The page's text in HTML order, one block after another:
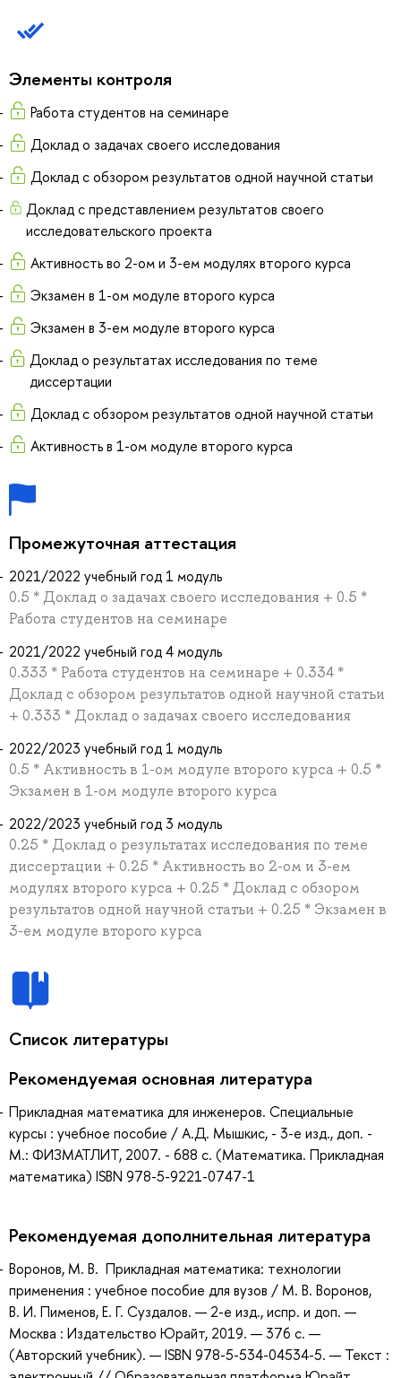
Элементы контроля
Работа студентов на семинаре
Доклад о задачах своего исследования
Доклад с обзором результатов одной научной статьи
Доклад с представлением результатов своего
исследовательского проекта
Активность во 2-ом и 3-ем модулях второго курса
Экзамен в 1-ом модуле второго курса
Экзамен в 3-ем модуле второго курса
Доклад о результатах исследования по теме
диссертации
Доклад с обзором результатов одной научной статьи
Активность в 1-ом модуле второго курса
Промежуточная аттестация
2021/2022 учебный год 1 модуль
0.5 * Доклад о задачах своего исследования + 0.5 *
Работа студентов на семинаре
2021/2022 учебный год 4 модуль
0.333 * Работа студентов на семинаре + 0.334 *
Доклад с обзором результатов одной научной статьи
+ 0.333 * Доклад о задачах своего исследования
2022/2023 учебный год 1 модуль
0.5 * Активность в 1-ом модуле второго курса + 0.5 *
Экзамен в 1-ом модуле второго курса
2022/2023 учебный год 3 модуль
0.25 * Доклад о результатах исследования по теме
диссертации + 0.25 * Активность во 2-ом и 3-ем
модулях второго курса + 0.25 * Доклад с обзором
результатов одной научной статьи + 0.25 * Экзамен в
3-ем модуле второго курса
Список литературы
Рекомендуемая основная литература
Прикладная математика для инженеров. Специальные
курсы : учебное пособие / А.Д. Мышкис, - 3-е изд., доп. -
М.: ФИЗМАТЛИТ, 2007. - 688 с. (Математика. Прикладная
математика) ISBN 978-5-9221-0747-1
Рекомендуемая дополнительная литература
Воронов, М. В. Прикладная математика: технологии
применения : учебное пособие для вузов / М. В. Воронов,
В. И. Пименов, Е. Г. Суздалов. — 2-е изд., испр. и доп. —
Москва : Издательство Юрайт, 2019. — 376 с. —
(Авторский учебник). — ISBN 978-5-534-04534-5. — Текст :